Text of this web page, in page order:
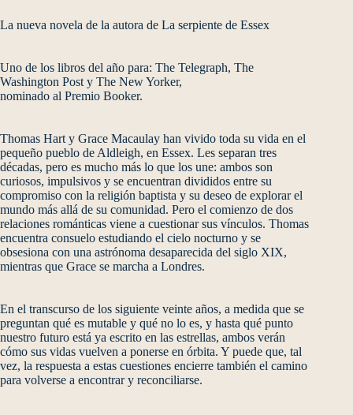
La nueva novela de la autora de La serpiente de Essex
Uno de los libros del año para: The Telegraph, The
Washington Post y The New Yorker,
nominado al Premio Booker.
Thomas Hart y Grace Macaulay han vivido toda su vida en el
pequeño pueblo de Aldleigh, en Essex. Les separan tres
décadas, pero es mucho más lo que los une: ambos son
curiosos, impulsivos y se encuentran divididos entre su
compromiso con la religión baptista y su deseo de explorar el
mundo más allá de su comunidad. Pero el comienzo de dos
relaciones románticas viene a cuestionar sus vínculos. Thomas
encuentra consuelo estudiando el cielo nocturno y se
obsesiona con una astrónoma desaparecida del siglo XIX,
mientras que Grace se marcha a Londres.
En el transcurso de los siguiente veinte años, a medida que se
preguntan qué es mutable y qué no lo es, y hasta qué punto
nuestro futuro está ya escrito en las estrellas, ambos verán
cómo sus vidas vuelven a ponerse en órbita. Y puede que, tal
vez, la respuesta a estas cuestiones encierre también el camino
para volverse a encontrar y reconciliarse.